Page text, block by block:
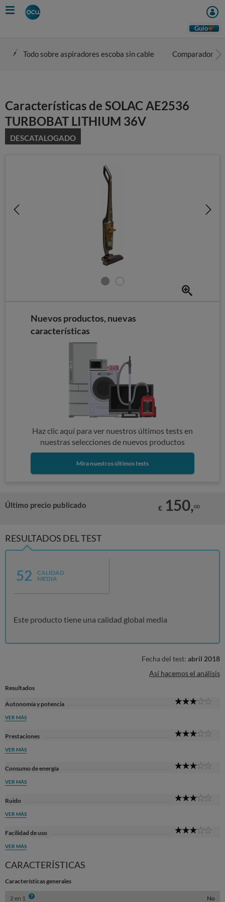
Skip
to
Guio
Todo sobre aspiradores escoba sin cable Comparador
Características de SOLAC AE2536
TURBOBAT LITHIUM 36V
DESCATALOGADO
Nuevos productos, nuevas
características
Haz clic aquí para ver nuestros últimos tests en
nuestras selecciones de nuevos productos
Mira nuestros últimos tests
Último precio publicado € 150,00
RESULTADOS DEL TEST
52
CALIDAD
MEDIA
Este producto tiene una calidad global media
Fecha del test: abril 2018
Así hacemos el análisis
Resultados
Autonomía y potencia
VER MÁS
Prestaciones
VER MÁS
Consumo de energía
VER MÁS
Ruido
VER MÁS
Facilidad de uso
VER MÁS
CARACTERÍSTICAS
Características generales
2 en 1 Info No